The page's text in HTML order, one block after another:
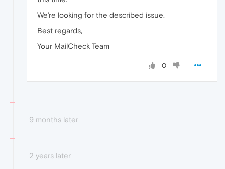
We’re looking for the described issue.
Best regards,
Your MailCheck Team
0
9 months later
2 years later